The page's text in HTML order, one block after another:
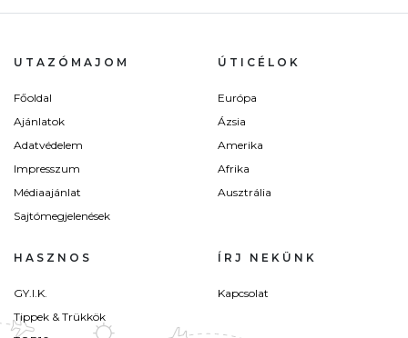
UTAZÓMAJOM
Főoldal
Ajánlatok
Adatvédelem
Impresszum
Médiaajánlat
Sajtómegjelenések
ÚTICÉLOK
Európa
Ázsia
Amerika
Afrika
Ausztrália
HASZNOS
GY.I.K.
Tippek & Trükkök
ÍRJ NEKÜNK
Kapcsolat